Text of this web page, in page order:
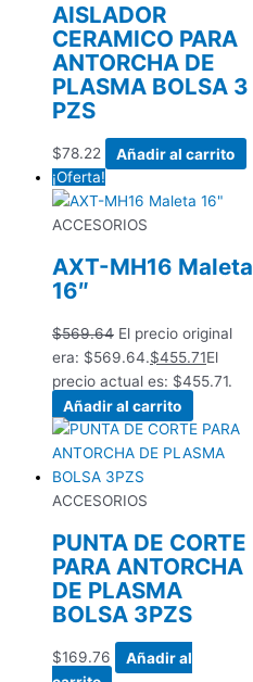
AISLADOR
CERAMICO PARA
ANTORCHA DE
PLASMA BOLSA 3
PZS
$78.22
Añadir al carrito
¡Oferta!
ACCESORIOS
AXT-MH16 Maleta
16″
$569.64 El precio original
era: $569.64.$455.71El
precio actual es: $455.71.
Añadir al carrito
ACCESORIOS
PUNTA DE CORTE
PARA ANTORCHA
DE PLASMA
BOLSA 3PZS
$169.76
Añadir al